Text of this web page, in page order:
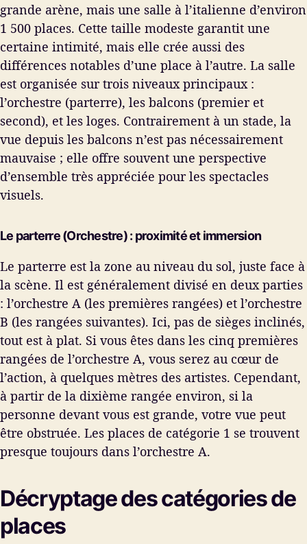
grande arène, mais une salle à l’italienne d’environ
1 500 places. Cette taille modeste garantit une
certaine intimité, mais elle crée aussi des
différences notables d’une place à l’autre. La salle
est organisée sur trois niveaux principaux :
l’orchestre (parterre), les balcons (premier et
second), et les loges. Contrairement à un stade, la
vue depuis les balcons n’est pas nécessairement
mauvaise ; elle offre souvent une perspective
d’ensemble très appréciée pour les spectacles
visuels.
Le parterre (Orchestre) : proximité et immersion
Le parterre est la zone au niveau du sol, juste face à
la scène. Il est généralement divisé en deux parties
: l’orchestre A (les premières rangées) et l’orchestre
B (les rangées suivantes). Ici, pas de sièges inclinés,
tout est à plat. Si vous êtes dans les cinq premières
rangées de l’orchestre A, vous serez au cœur de
l’action, à quelques mètres des artistes. Cependant,
à partir de la dixième rangée environ, si la
personne devant vous est grande, votre vue peut
être obstruée. Les places de catégorie 1 se trouvent
presque toujours dans l’orchestre A.
Décryptage des catégories de
places